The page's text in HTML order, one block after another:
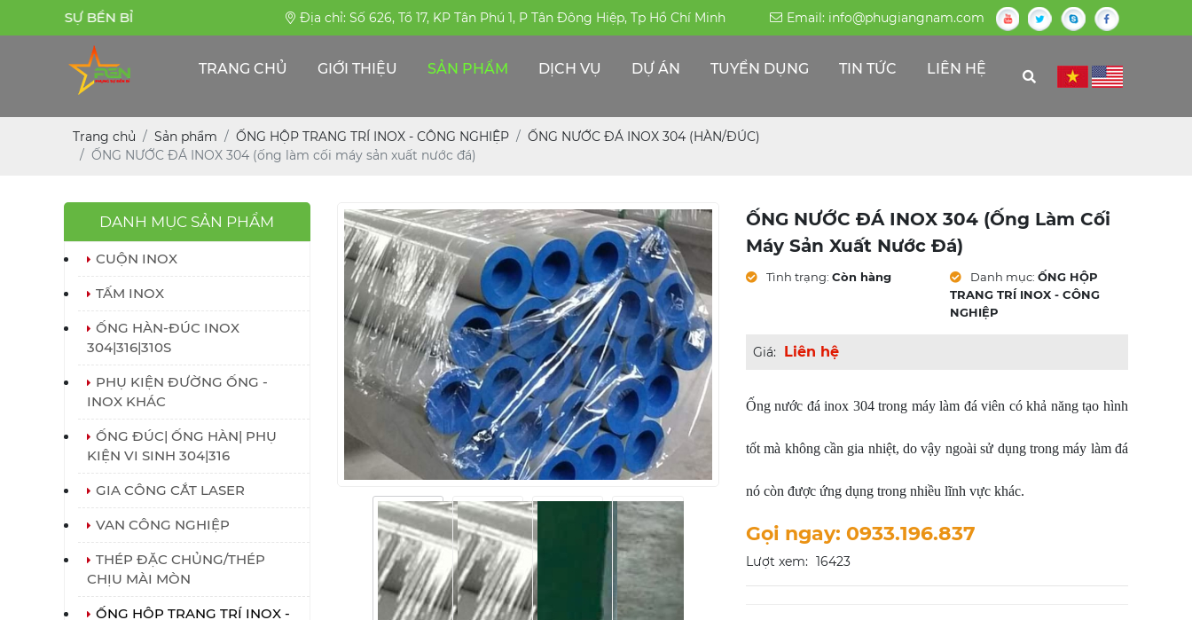
PHỤNG SỰ BỀN BỈĐịa chỉ: Số 626, Tổ 17, KP Tân Phú 1, P Tân Đông Hiệp, Tp Hồ Chí Minh Email: info@phugiangnam.com
TRANG CHỦ GIỚI THIỆU SẢN PHẨM DỊCH VỤ DỰ ÁN TUYỂN DỤNG TIN TỨC LIÊN HỆ
Trang chủ Sản phẩm ỐNG HỘP TRANG TRÍ INOX - CÔNG NGHIỆP
ỐNG NƯỚC ĐÁ INOX 304 (HÀN/ĐÚC)
ỐNG NƯỚC ĐÁ INOX 304 (ống làm cối máy sản xuất nước đá)
DANH MỤC SẢN PHẨM
CUỘN INOX
TẤM INOX
ỐNG HÀN-ĐÚC INOX
304|316|310S
PHỤ KIỆN ĐƯỜNG ỐNG -
INOX KHÁC
ỐNG ĐÚC| ỐNG HÀN| PHỤ
KIỆN VI SINH 304|316
GIA CÔNG CẮT LASER
VAN CÔNG NGHIỆP
THÉP ĐẶC CHỦNG/THÉP
CHỊU MÀI MÒN
ỐNG HỘP TRANG TRÍ INOX -
ỐNG NƯỚC ĐÁ INOX 304 (ống Làm Cối
Máy Sản Xuất Nước Đá)
Tình trạng: Còn hàng Danh mục: ỐNG HỘP
TRANG TRÍ INOX - CÔNG
NGHIỆP
Giá: Liên hệ
Ống nước đá inox 304 trong máy làm đá viên có khả năng tạo hình
tốt mà không cần gia nhiệt, do vậy ngoài sử dụng trong máy làm đá
nó còn được ứng dụng trong nhiều lĩnh vực khác.
Gọi ngay: 0933.196.837
Lượt xem: 16423